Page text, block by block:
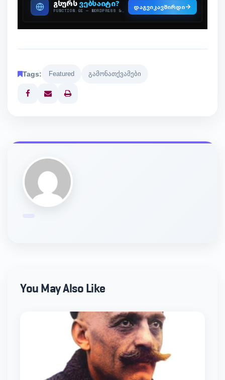
Tags: Featured გამონათქვამები
Print
You May Also Like